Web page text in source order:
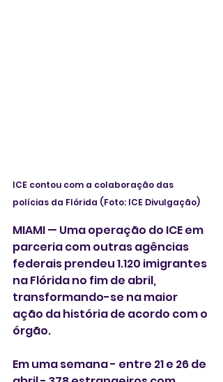
ICE contou com a colaboração das
polícias da Flórida (Foto: ICE Divulgação)
MIAMI — Uma operação do ICE em
parceria com outras agências
federais prendeu 1.120 imigrantes
na Flórida no fim de abril,
transformando-se na maior
ação da história de acordo com o
órgão.
Em uma semana - entre 21 e 26 de